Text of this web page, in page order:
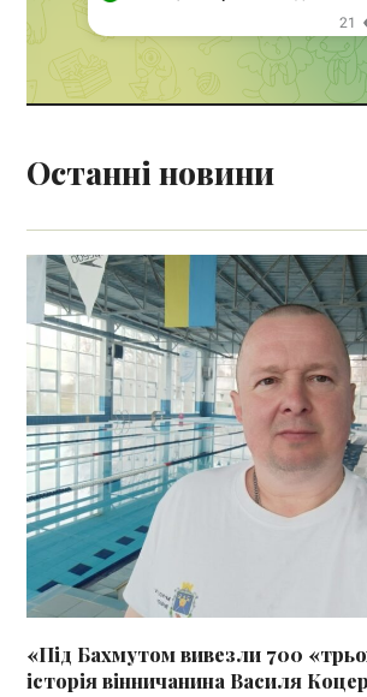
Останні новини
«Під Бахмутом вивезли 700
історія вінничанина Василя